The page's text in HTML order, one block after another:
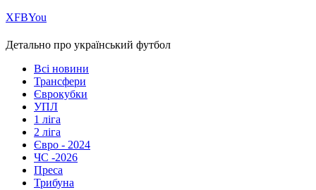
ХFBYou
Детально про український футбол
Всі новини
Трансфери
Єврокубки
УПЛ
1 ліга
2 ліга
Євро - 2024
ЧС -2026
Преса
Трибуна